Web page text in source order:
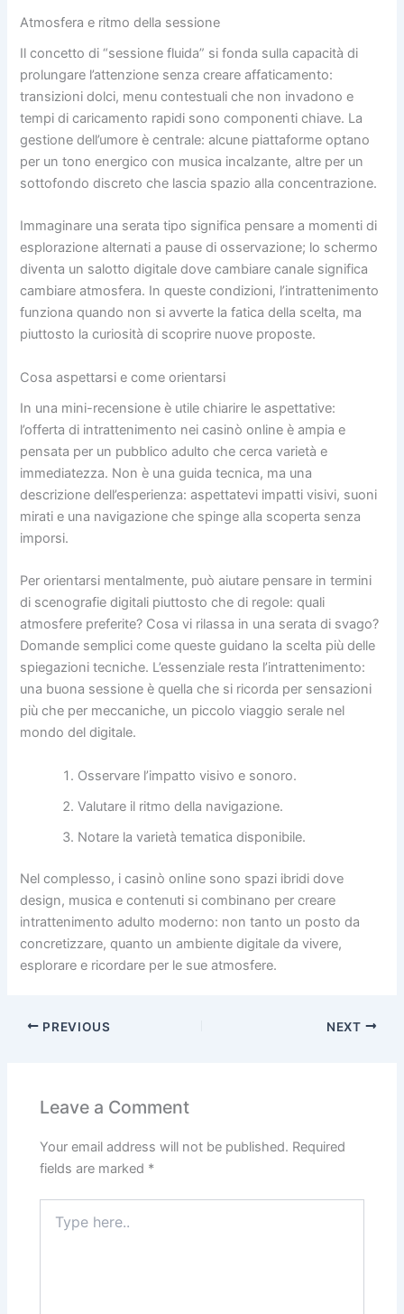
Atmosfera e ritmo della sessione
Il concetto di “sessione fluida” si fonda sulla capacità di
prolungare l’attenzione senza creare affaticamento:
transizioni dolci, menu contestuali che non invadono e
tempi di caricamento rapidi sono componenti chiave. La
gestione dell’umore è centrale: alcune piattaforme optano
per un tono energico con musica incalzante, altre per un
sottofondo discreto che lascia spazio alla concentrazione.
Immaginare una serata tipo significa pensare a momenti di
esplorazione alternati a pause di osservazione; lo schermo
diventa un salotto digitale dove cambiare canale significa
cambiare atmosfera. In queste condizioni, l’intrattenimento
funziona quando non si avverte la fatica della scelta, ma
piuttosto la curiosità di scoprire nuove proposte.
Cosa aspettarsi e come orientarsi
In una mini-recensione è utile chiarire le aspettative:
l’offerta di intrattenimento nei casinò online è ampia e
pensata per un pubblico adulto che cerca varietà e
immediatezza. Non è una guida tecnica, ma una
descrizione dell’esperienza: aspettatevi impatti visivi, suoni
mirati e una navigazione che spinge alla scoperta senza
imporsi.
Per orientarsi mentalmente, può aiutare pensare in termini
di scenografie digitali piuttosto che di regole: quali
atmosfere preferite? Cosa vi rilassa in una serata di svago?
Domande semplici come queste guidano la scelta più delle
spiegazioni tecniche. L’essenziale resta l’intrattenimento:
una buona sessione è quella che si ricorda per sensazioni
più che per meccaniche, un piccolo viaggio serale nel
mondo del digitale.
Osservare l’impatto visivo e sonoro.
Valutare il ritmo della navigazione.
Notare la varietà tematica disponibile.
Nel complesso, i casinò online sono spazi ibridi dove
design, musica e contenuti si combinano per creare
intrattenimento adulto moderno: non tanto un posto da
concretizzare, quanto un ambiente digitale da vivere,
esplorare e ricordare per le sue atmosfere.
PREVIOUS NEXT
Leave a Comment
Your email address will not be published. Required
fields are marked *
here..